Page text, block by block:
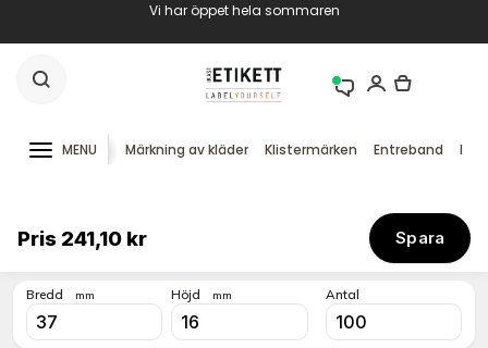
Vi har öppet hela sommaren
MENU Märkning av kläder Klistermärken Entreband RFID